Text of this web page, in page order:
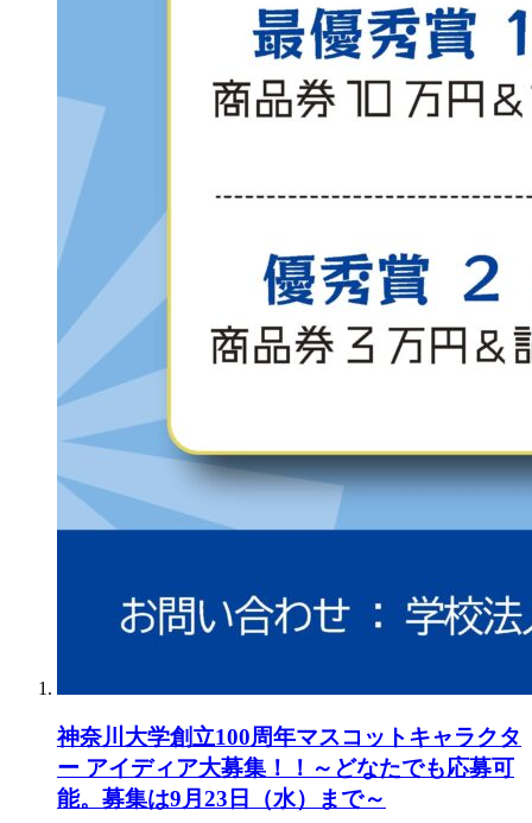
神奈川大学創立100周年マスコットキャラクタ
ー アイディア大募集！！～どなたでも応募可
能。募集は9月23日（水）まで～